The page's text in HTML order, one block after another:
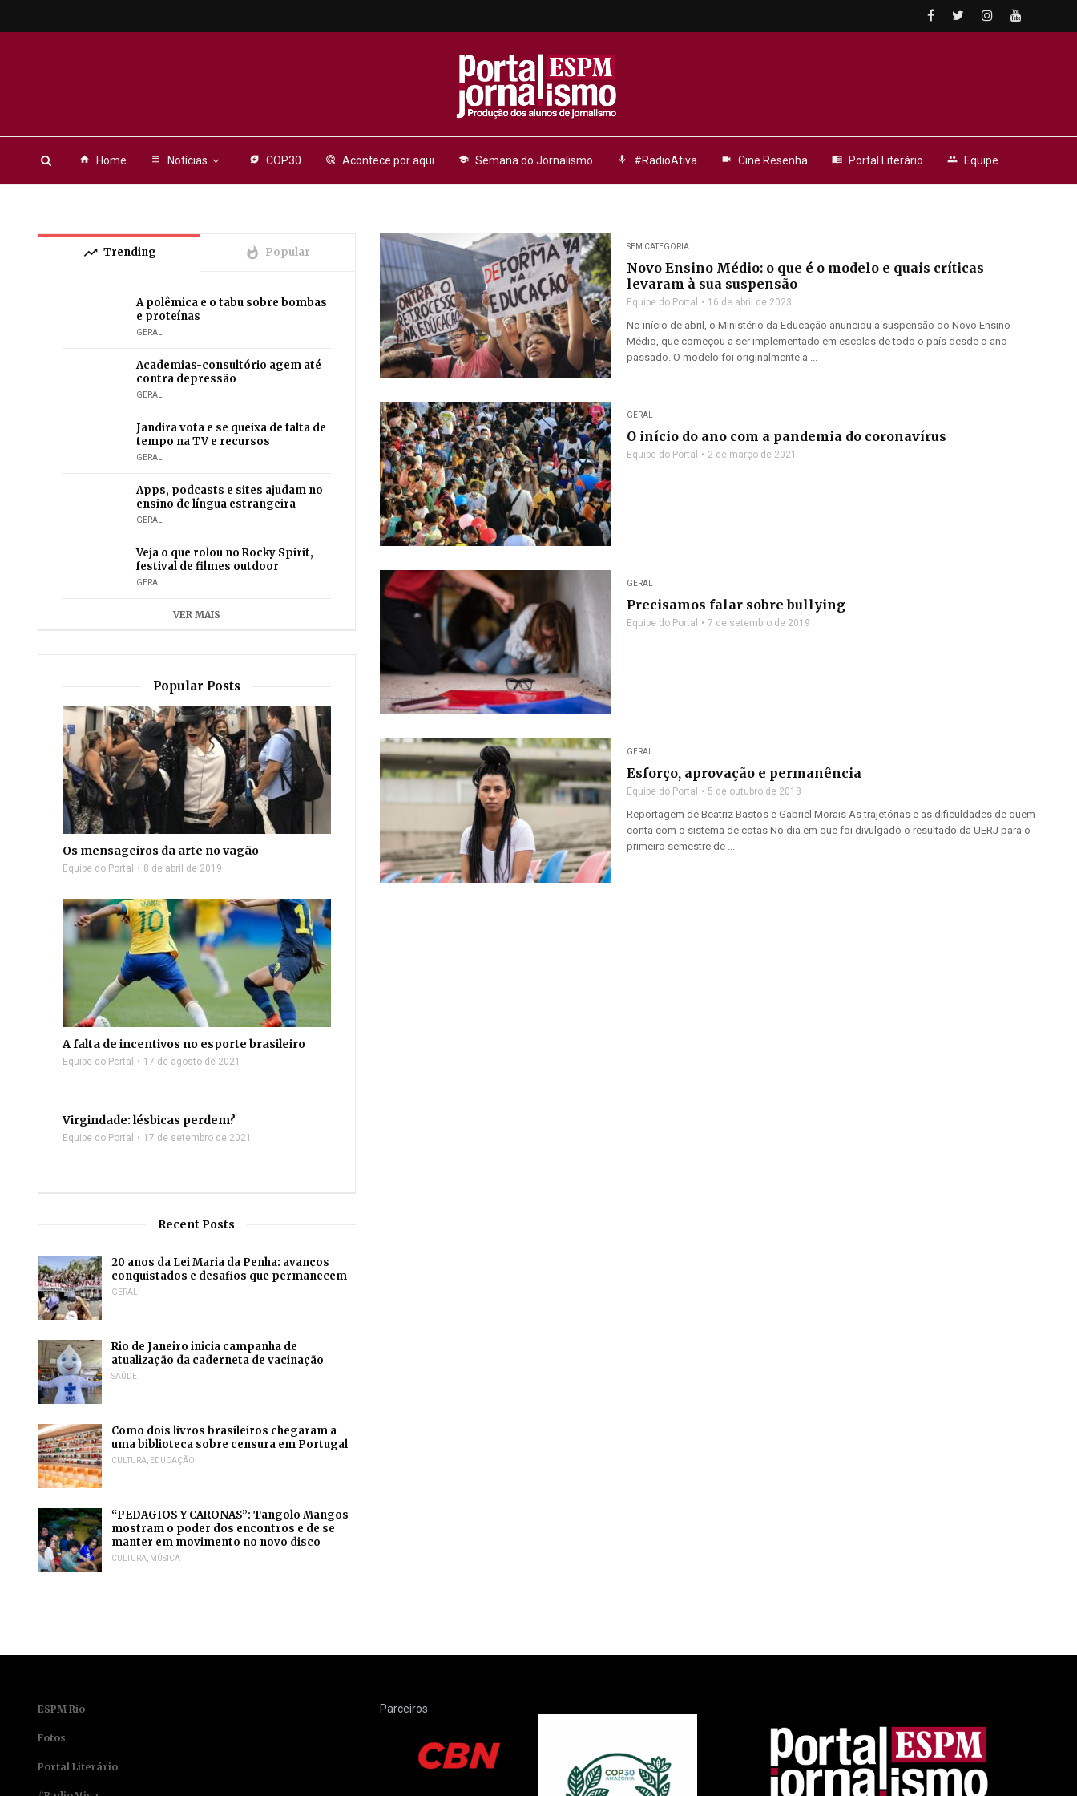
home Home view_headline Notícias energy_savings_leaf COP30 ads_click Acontece por aqui school Semana do Jornalismo mic #RadioAtiva videocam Cine Resenha menu_book Portal Literário people Equipe
SEM CATEGORIA
Novo Ensino Médio: o que é o modelo e quais críticas
levaram à sua suspensão
Equipe do Portal 16 de abril de 2023
No início de abril, o Ministério da Educação anunciou a suspensão do Novo Ensino
Médio, que começou a ser implementado em escolas de todo o país desde o ano
passado. O modelo foi originalmente a ...
GERAL
O início do ano com a pandemia do coronavírus
Equipe do Portal 2 de março de 2021
GERAL
Precisamos falar sobre bullying
Equipe do Portal 7 de setembro de 2019
GERAL
Esforço, aprovação e permanência
Equipe do Portal 5 de outubro de 2018
Reportagem de Beatriz Bastos e Gabriel Morais As trajetórias e as dificuldades de quem
conta com o sistema de cotas No dia em que foi divulgado o resultado da UERJ para o
primeiro semestre de ...
trending_up Trending whatshot Popular
A polêmica e o tabu sobre bombas
e proteínas
GERAL
Academias-consultório agem até
contra depressão
GERAL
Jandira vota e se queixa de falta de
tempo na TV e recursos
GERAL
Apps, podcasts e sites ajudam no
ensino de língua estrangeira
GERAL
Veja o que rolou no Rocky Spirit,
festival de filmes outdoor
GERAL
VER MAIS
Popular Posts
Os mensageiros da arte no vagão
Equipe do Portal 8 de abril de 2019
A falta de incentivos no esporte brasileiro
Equipe do Portal 17 de agosto de 2021
Virgindade: lésbicas perdem?
Equipe do Portal 17 de setembro de 2021
Recent Posts
20 anos da Lei Maria da Penha: avanços
conquistados e desafios que permanecem
GERAL
Rio de Janeiro inicia campanha de
atualização da caderneta de vacinação
SAÚDE
Como dois livros brasileiros chegaram a
uma biblioteca sobre censura em Portugal
CULTURA EDUCAÇÃO
“PEDAGIOS Y CARONAS”: Tangolo Mangos
mostram o poder dos encontros e de se
manter em movimento no novo disco
CULTURA MÚSICA
ESPM Rio
Fotos
Portal Literário
Parceiros